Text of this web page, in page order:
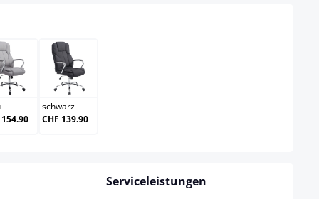
grau
154.90
schwarz
schwarz
CHF 139.90
Serviceleistungen